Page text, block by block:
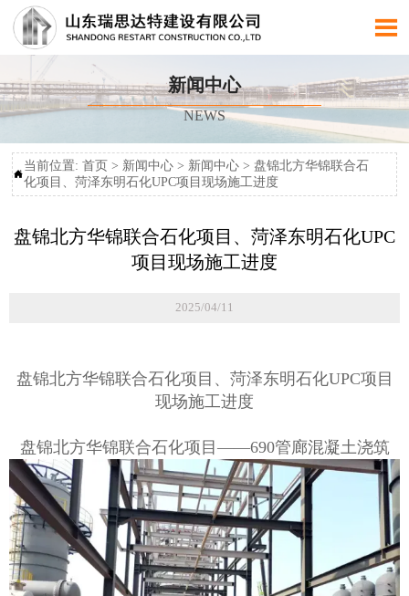

新闻中心
NEWS

当前位置:首页 > 新闻中心 > 新闻中心 > 盘锦北方华锦联合石
化项目、菏泽东明石化UPC项目现场施工进度
盘锦北方华锦联合石化项目、菏泽东明石化UPC
项目现场施工进度
2025/04/11
盘锦北方华锦联合石化项目、菏泽东明石化UPC项目
现场施工进度
盘锦北方华锦联合石化项目——690管廊混凝土浇筑